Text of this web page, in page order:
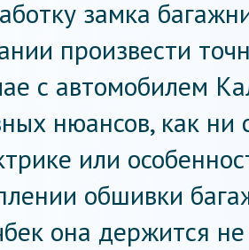
замка
произвести
с автомобилем
нюансов, как ни
или
обшивки
она держится